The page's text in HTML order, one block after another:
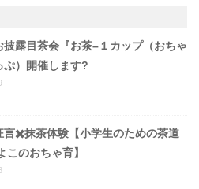
披露目茶会『お茶–１カップ（おちゃ
ぷ）開催します?
言✖️抹茶体験【小学生のための茶道
このおちゃ育】